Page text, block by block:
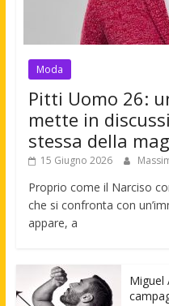
Moda
Pitti Uomo 26:
mette in
stessa della
15 Giugno 2026
Proprio come il Narciso
che si confronta con
appare, a
Miguel